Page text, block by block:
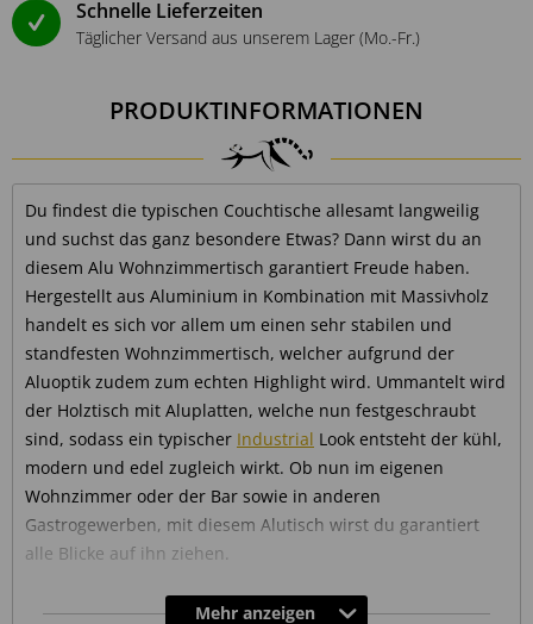
Schnelle Lieferzeiten
Täglicher Versand aus unserem Lager (Mo.-Fr.)
PRODUKTINFORMATIONEN
Du findest die typischen Couchtische allesamt langweilig
und suchst das ganz besondere Etwas? Dann wirst du an
diesem Alu Wohnzimmertisch garantiert Freude haben.
Hergestellt aus Aluminium in Kombination mit Massivholz
handelt es sich vor allem um einen sehr stabilen und
standfesten Wohnzimmertisch, welcher aufgrund der
Aluoptik zudem zum echten Highlight wird. Ummantelt wird
der Holztisch mit Aluplatten, welche nun festgeschraubt
sind, sodass ein typischer Industrial Look entsteht der kühl,
modern und edel zugleich wirkt. Ob nun im eigenen
Wohnzimmer oder der Bar sowie in anderen
Gastrogewerben, mit diesem Alutisch wirst du garantiert
alle Blicke auf ihn ziehen.
Eleganz ganz ohne Schnickschnack
Mehr anzeigen